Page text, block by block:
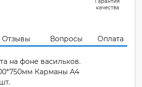
качества
Отзывы Вопросы Оплата
на фоне васильков.
Карманы А4